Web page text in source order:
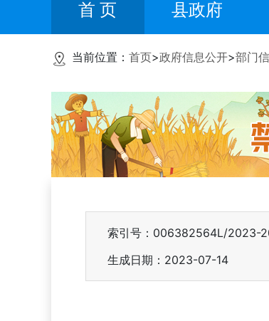
首 页 县政府
当前位置： 首页>政府信息公开>部门
索引号：006382564L/2023-
生成日期：2023-07-14